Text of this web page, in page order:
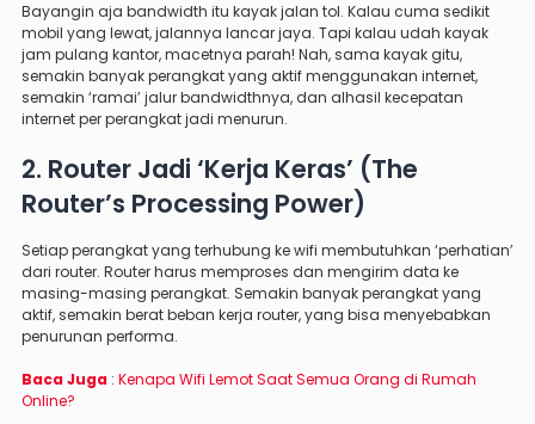
Bayangin aja bandwidth itu kayak jalan tol. Kalau cuma sedikit
mobil yang lewat, jalannya lancar jaya. Tapi kalau udah kayak
jam pulang kantor, macetnya parah! Nah, sama kayak gitu,
semakin banyak perangkat yang aktif menggunakan internet,
semakin ‘ramai’ jalur bandwidthnya, dan alhasil kecepatan
internet per perangkat jadi menurun.
2. Router Jadi ‘Kerja Keras’ (The
Router’s Processing Power)
Setiap perangkat yang terhubung ke wifi membutuhkan ‘perhatian’
dari router. Router harus memproses dan mengirim data ke
masing-masing perangkat. Semakin banyak perangkat yang
aktif, semakin berat beban kerja router, yang bisa menyebabkan
penurunan performa.
Baca Juga : Kenapa Wifi Lemot Saat Semua Orang di Rumah
Online?